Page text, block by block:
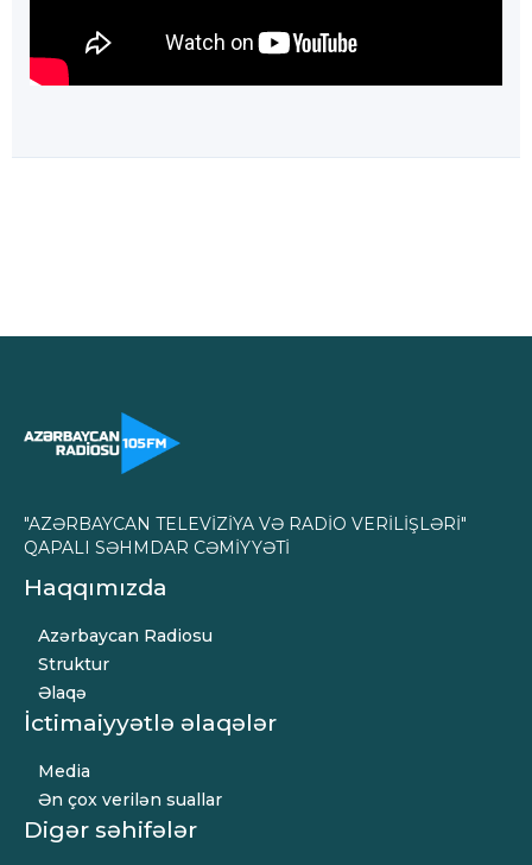
"AZƏRBAYCAN TELEVİZİYA VƏ RADİO VERİLİŞLƏRİ"
QAPALI SƏHMDAR CƏMİYYƏTİ
Haqqımızda
Azərbaycan Radiosu
Struktur
Əlaqə
İctimaiyyətlə əlaqələr
Media
Ən çox verilən suallar
Digər səhifələr